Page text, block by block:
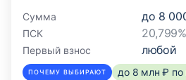
Сумма
до 8
ПСК
Первый взнос любой
ПОЧЕМУ ВЫБИРАЮТ до 8 млн ₽ по